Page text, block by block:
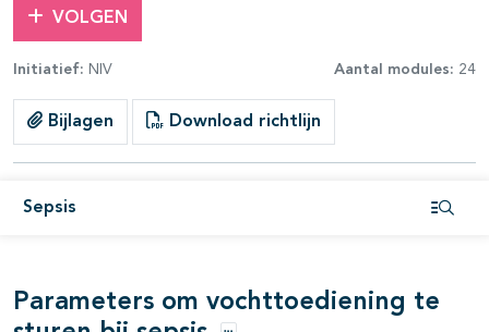
VOLGEN
Initiatief: NIV Aantal modules: 24
Bijlagen Download richtlijn
Sepsis
Parameters om vochttoediening te